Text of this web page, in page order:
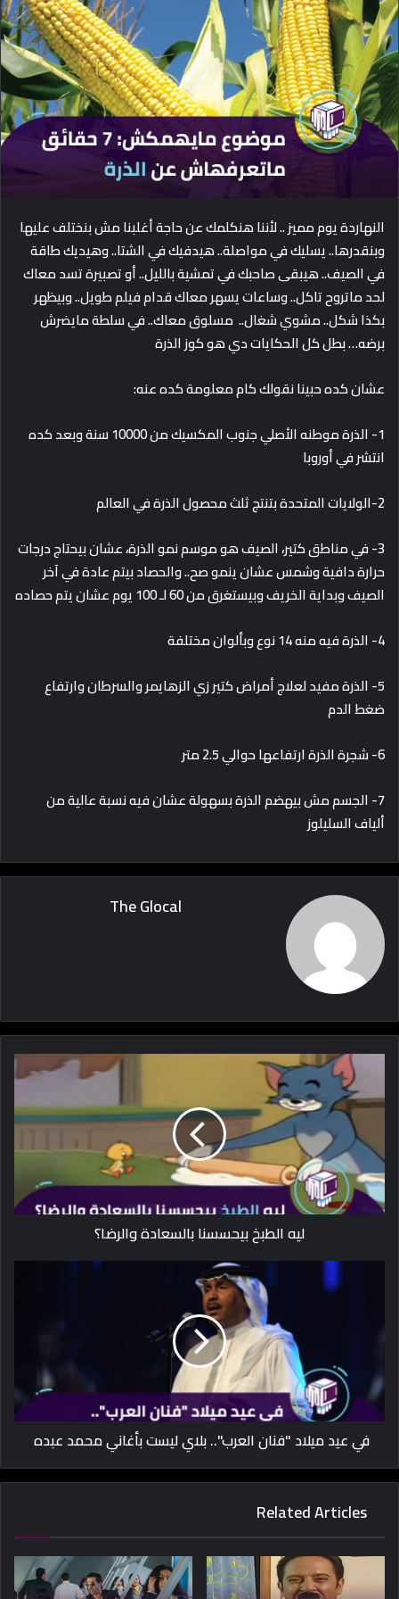
d
a
n
e
m
a
i
النهاردة يوم مميز .. لأننا هنكلمك عن حاجة أغلبنا مش بنختلف عليها
وبنقدرها.. يسليك في مواصلة.. هيدفيك في الشتا.. وهيديك طاقة
في الصيف.. هيبقى صاحبك في تمشية بالليل.. أو تصبيرة تسد معاك
لحد ماتروح تاكل.. وساعات يسهر معاك قدام فيلم طويل.. وبيظهر
بكذا شكل.. مشوي شغال.. مسلوق معاك.. في سلطة مايضرش
برضه… بطل كل الحكايات دي هو كوز الذرة
عشان كده حبينا نقولك كام معلومة كده عنه:
1- الذرة موطنه الأصلي جنوب المكسيك من 10000 سنة وبعد كده
انتشر في أوروبا
2-الولايات المتحدة بتنتج ثلث محصول الذرة في العالم
3- في مناطق كتير، الصيف هو موسم نمو الذرة، عشان بيحتاج درجات
حرارة دافية وشمس عشان ينمو صح.. والحصاد بيتم عادة في آخر
الصيف وبداية الخريف وبيستغرق من 60 لـ 100 يوم عشان يتم حصاده
4- الذرة فيه منه 14 نوع وبألوان مختلفة
5- الذرة مفيد لعلاج أمراض كتير زي الزهايمر والسرطان وارتفاع
ضغط الدم
6- شجرة الذرة ارتفاعها حوالي 2.5 متر
7- الجسم مش بيهضم الذرة بسهولة عشان فيه نسبة عالية من
ألياف السليلوز
The Glocal
ليه الطبخ بيحسسنا بالسعادة والرضا؟
في عيد ميلاد "فنان العرب".. بلاي ليست بأغاني محمد عبده
Related Articles